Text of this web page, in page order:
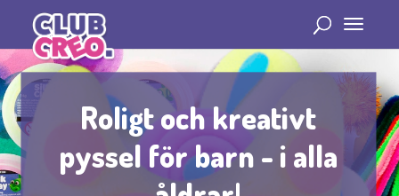
Roligt och kreativt
pyssel för barn - i alla